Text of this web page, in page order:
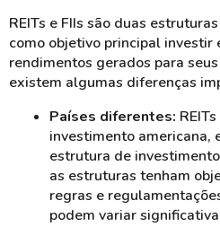
REITs e FIIs são duas
como objetivo principal investir
rendimentos gerados para
existem algumas diferenças
Países diferentes:
investimento americana,
estrutura de
as estruturas tenham
regras e
podem variar